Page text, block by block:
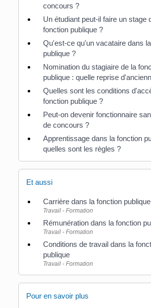
concours ?
Un étudiant peut-il faire un stage
fonction publique ?
Qu'est-ce qu'un vacataire dans
publique ?
Nomination du stagiaire de la
publique : quelle reprise
Quelles sont les conditions
fonction publique ?
Peut-on devenir fonctionnaire
de concours ?
Apprentissage dans la fonction
quelles sont les règles ?
Et aussi
Carrière dans la fonction publique
Travail - Formation
Rémunération dans la fonction
Travail - Formation
Conditions de travail dans la
publique
Travail - Formation
Pour en savoir plus